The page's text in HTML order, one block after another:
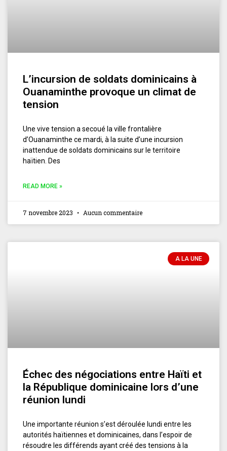
L’incursion de soldats dominicains à
Ouanaminthe provoque un climat de
tension
Une vive tension a secoué la ville frontalière
d’Ouanaminthe ce mardi, à la suite d’une incursion
inattendue de soldats dominicains sur le territoire
haïtien. Des
READ MORE »
7 novembre 2023 Aucun commentaire
A LA UNE
Échec des négociations entre Haïti et
la République dominicaine lors d’une
réunion lundi
Une importante réunion s’est déroulée lundi entre les
autorités haïtiennes et dominicaines, dans l’espoir de
résoudre les différends ayant créé des tensions à la